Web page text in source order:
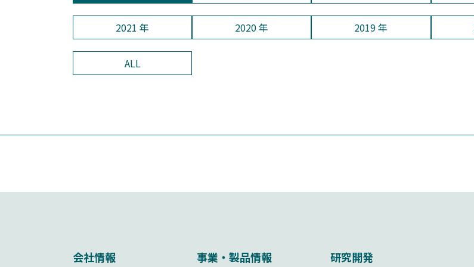
2021 年 2020 年 2019 年
ALL
会社情報 事業・製品情報
研究開発